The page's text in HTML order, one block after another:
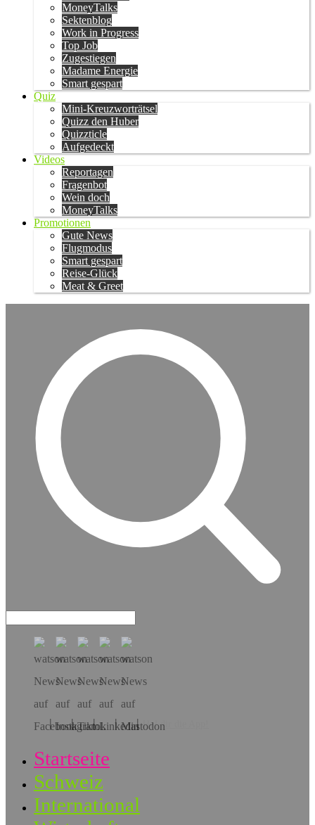
MoneyTalks
Sektenblog
Work in Progress
Top Job
Zugestiegen
Madame Energie
Smart gespart
Quiz
Mini-Kreuzworträtsel
Quizz den Huber
Quizzticle
Aufgedeckt
Videos
Reportagen
Fragenbot
Wein doch
MoneyTalks
Promotionen
Gute News
Flugmodus
Smart gespart
Reise-Glück
Meat & Greet
Hol dir die App!
Startseite
Schweiz
International